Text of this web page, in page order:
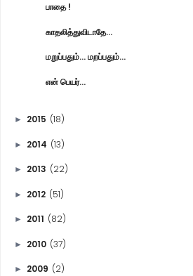
பாதை !
காதலித்துவிடாதே...
மறுப்பதும்... மறப்பதும்...
என் பெயர்...
► 2015 (18)
► 2014 (13)
► 2013 (22)
► 2012 (51)
► 2011 (82)
► 2010 (37)
► 2009 (2)